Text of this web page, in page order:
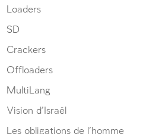
Loaders
SD
Crackers
Offloaders
MultiLang
Vision d’Israël
Les obligations de l’homme